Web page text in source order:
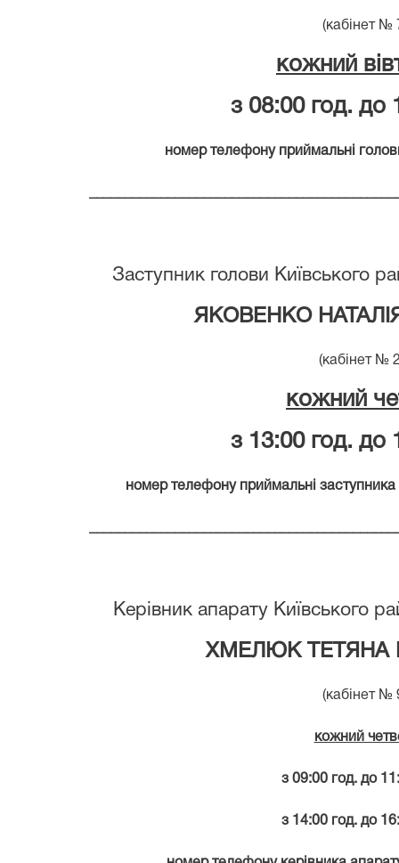
(кабінет №
кожний
з 08:00 год. до
номер телефону приймальні
Заступник голови Київського
ЯКОВЕНКО
(кабінет №
кожний
з 13:00 год. до
номер телефону приймальні
Керівник апарату Київського
ХМЕЛЮК ТЕТЯНА
(кабінет №
кожний
з 09:00 год. до 1
з 14:00 год. до